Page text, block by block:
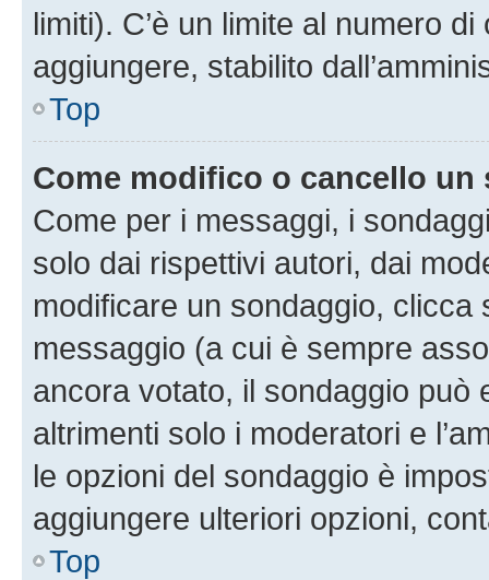
limiti). C’è un limite al numero
aggiungere, stabilito
Top
Come modifico o cancello un
Come per i messaggi, i
solo dai rispettivi autori, dai
modificare un sondaggio,
messaggio (a cui è sempre
ancora votato, il sondaggio può
altrimenti solo i moderatori e
le opzioni del sondaggio è
aggiungere ulteriori opzioni,
Top